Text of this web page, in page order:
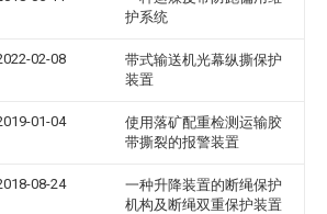
护系统
02-08
带式输送机光幕纵撕保护
装置
01-04
使用落矿配重检测运输胶
带撕裂的报警装置
08-24
一种升降装置的断绳保护
机构及断绳双重保护装置